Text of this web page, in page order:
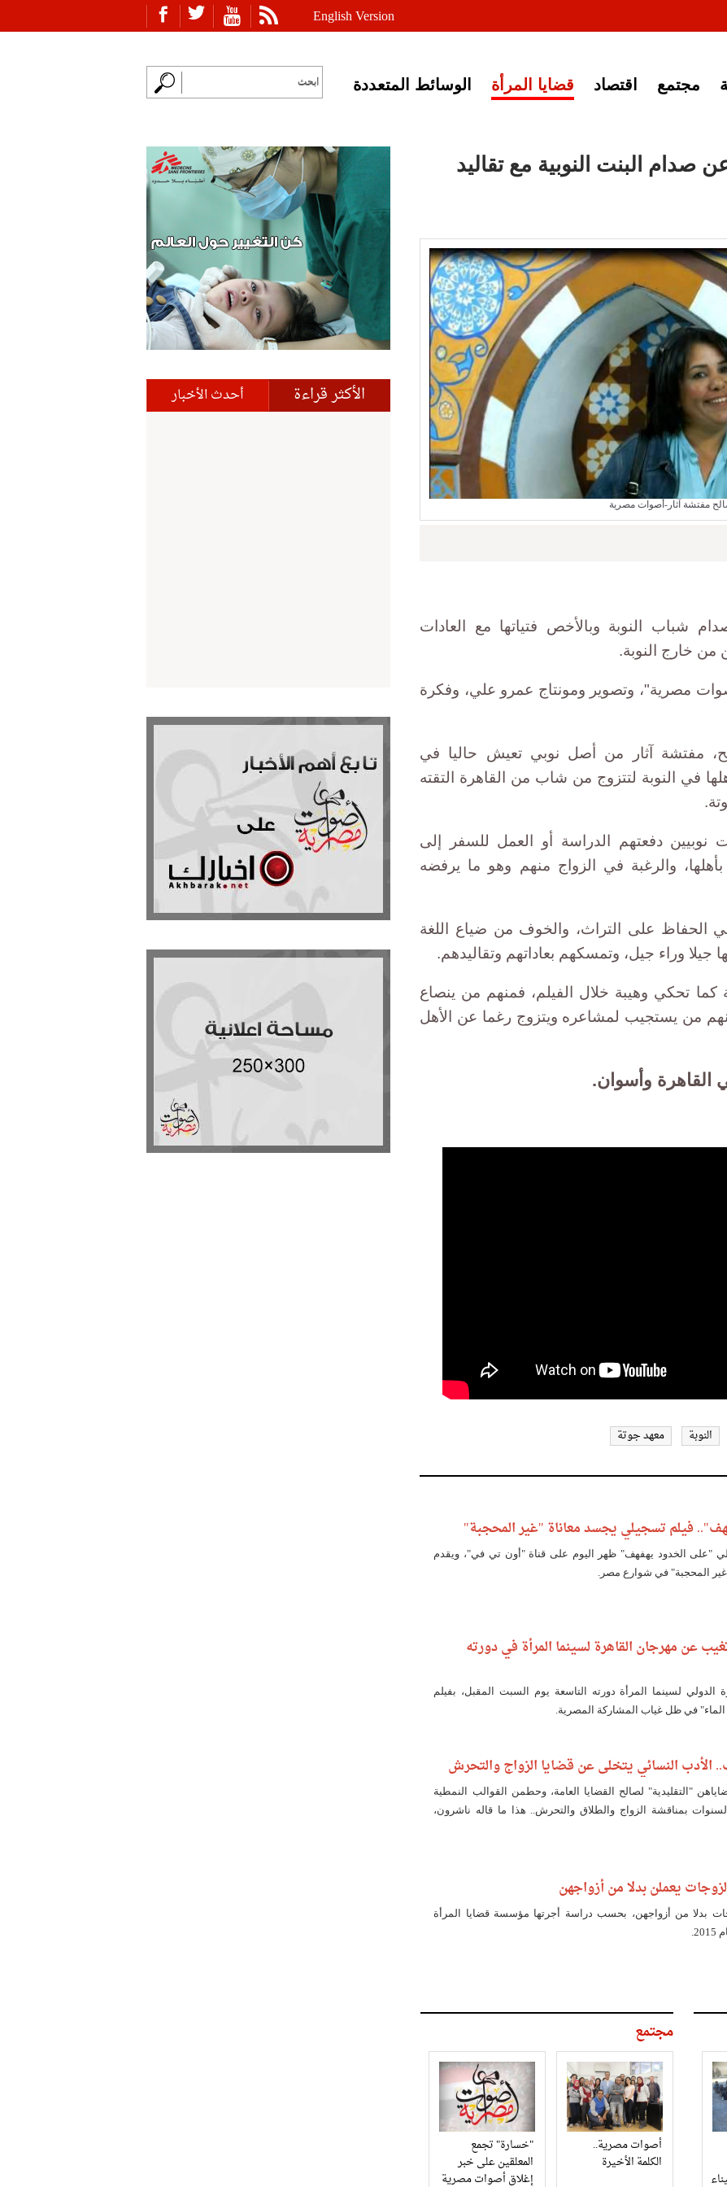
English Version خبر إغلاق أصوات مصرية
مجتمع اقتصاد قضايا المرأة
الوسائط المتعددة
البنت النوبية مع تقاليد
مفتشة آثار-أصوات مصرية
شباب النوبة وبالأخص فتياتها مع العادات
من خارج النوبة.
من إنتاج "أصوات مصرية"، وتصوير ومونتاج عمرو علي، وفكرة
مفتشة آثار من أصل نوبي تعيش حاليا في
في النوبة لتتزوج من شاب من القاهرة التقته
نوبيين دفعتهم الدراسة أو العمل للسفر إلى
والرغبة في الزواج منهم وهو ما يرفضه
الحفاظ على التراث، والخوف من ضياع اللغة
جيلا وراء جيل، وتمسكهم بعاداتهم وتقاليدهم.
كما تحكي وهيبة خلال الفيلم، فمنهم من ينصاع
من يستجيب لمشاعره ويتزوج رغما عن الأهل
القاهرة وأسوان.
النوبة معهد جوتة
فيلم تسجيلي يجسد معاناة "غير المحجبة"
"على الخدود يهفهف" ظهر اليوم على قناة "أون تي في"، ويقدم
المحجبة" في شوارع مصر.
عن مهرجان القاهرة لسينما المرأة في دورته
الدولي لسينما المرأة دورته التاسعة يوم السبت المقبل، بفيلم
في ظل غياب المشاركة المصرية.
الأدب النسائي يتخلى عن قضايا الزواج والتحرش
"التقليدية" لصالح القضايا العامة، وحطمن القوالب النمطية
لسنوات بمناقشة الزواج والطلاق والتحرش.. هذا ما قاله ناشرون،
الزوجات بدلا من أزواجهن، بحسب دراسة أجرتها مؤسسة قضايا المرأة
مجتمع
أصوات مصرية..
الكلمة الأخيرة
"خسارة" تجمع
المعلقين على خبر
إغلاق أصوات مصرية
الأكثر قراءة أحدث الأخبار